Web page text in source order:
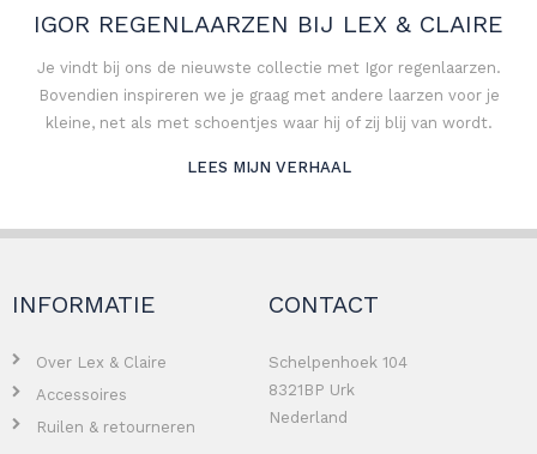
IGOR REGENLAARZEN BIJ LEX & CLAIRE
Je vindt bij ons de nieuwste collectie met Igor regenlaarzen.
Bovendien inspireren we je graag met andere laarzen voor je
kleine, net als met schoentjes waar hij of zij blij van wordt.
LEES MIJN VERHAAL
INFORMATIE
Over Lex & Claire
Accessoires
Ruilen & retourneren
CONTACT
Schelpenhoek 104
8321BP Urk
Nederland